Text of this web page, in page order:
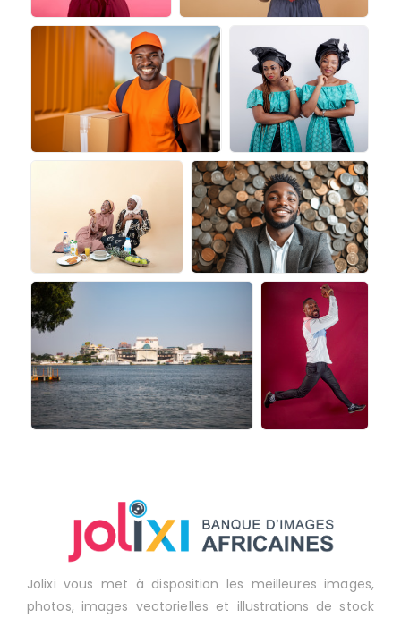
Jolixi vous met à disposition les meilleures images,
photos, images vectorielles et illustrations de stock